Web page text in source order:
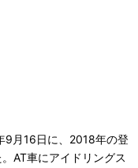
月16日に、2018年の登
AT車にアイドリングス